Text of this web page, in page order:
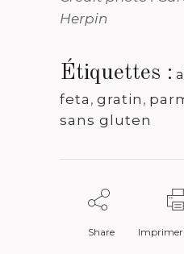
Herpin
Étiquettes :
feta , gratin ,
sans gluten
Share Imprimer